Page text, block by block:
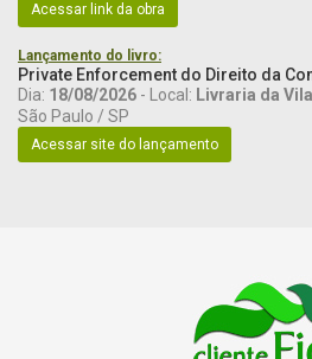
Acessar link da obra
Lançamento do livro:
Private Enforcement do Direito da
Dia: 18/08/2026 - Local: Livraria da
São Paulo / SP
Acessar site do lançamento